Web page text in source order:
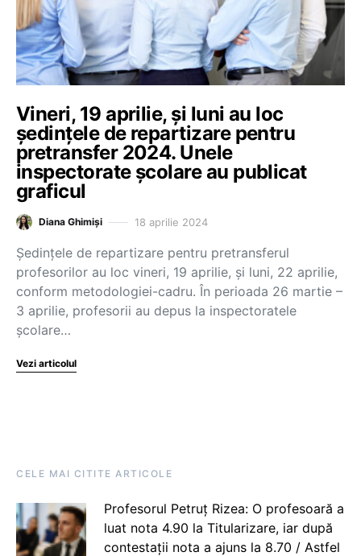
Vineri, 19 aprilie, și luni au loc
ședințele de repartizare pentru
pretransfer 2024. Unele
inspectorate școlare au publicat
graficul
Diana Ghimiși 18 aprilie 2024
Ședințele de repartizare pentru pretransferul
profesorilor au loc vineri, 19 aprilie, și luni, 22 aprilie,
conform metodologiei-cadru. În perioada 26 martie –
3 aprilie, profesorii au depus la inspectoratele
școlare…
Vezi articolul
CELE MAI CITITE ARTICOLE
Profesorul Petruț Rizea: O profesoară a
luat nota 4.90 la Titularizare, iar după
contestații nota a ajuns la 8.70 / Astfel